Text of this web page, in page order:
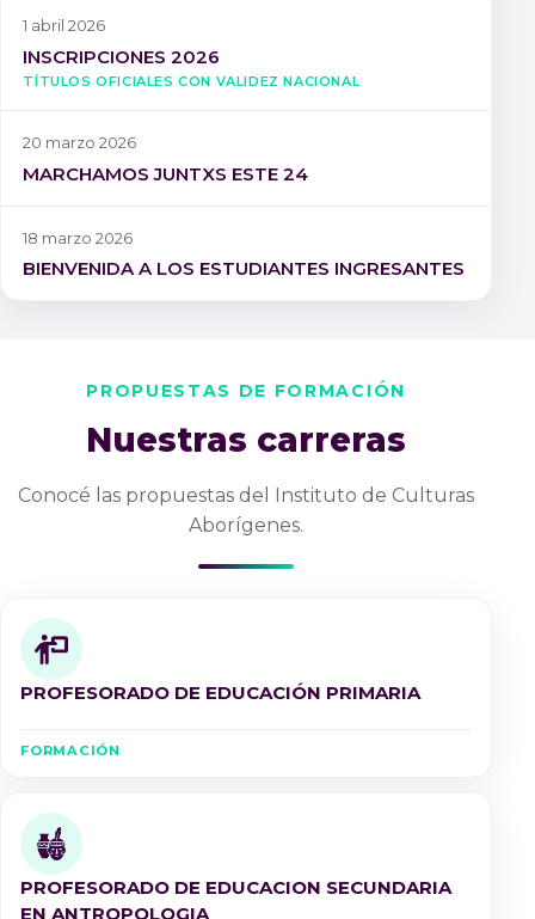
1 abril 2026
INSCRIPCIONES 2026
Títulos oficiales con validez nacional
20 marzo 2026
MARCHAMOS JUNTXS ESTE 24
18 marzo 2026
BIENVENIDA A LOS ESTUDIANTES INGRESANTES
PROPUESTAS DE FORMACIÓN
Nuestras carreras
Conocé las propuestas del Instituto de Culturas
Aborígenes.
PROFESORADO DE EDUCACIÓN PRIMARIA
FORMACIÓN
PROFESORADO DE EDUCACION SECUNDARIA
EN ANTROPOLOGIA